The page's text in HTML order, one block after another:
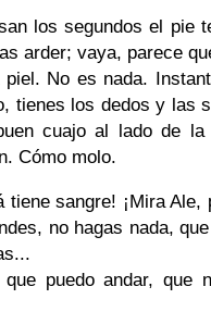
los segundos el pie
arder; vaya, parece
piel. No es nada.
tienes los dedos y las
cuajo al lado de
Cómo molo.
tiene sangre! ¡Mira Ale,
no hagas nada,
puedo andar, que